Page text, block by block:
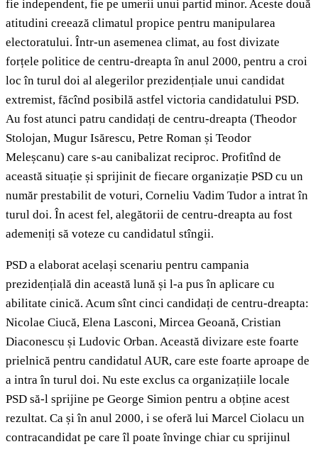
fie independent, fie pe umerii unui partid minor. Aceste două
atitudini creează climatul propice pentru manipularea
electoratului. Într-un asemenea climat, au fost divizate
forțele politice de centru-dreapta în anul 2000, pentru a croi
loc în turul doi al alegerilor prezidențiale unui candidat
extremist, făcînd posibilă astfel victoria candidatului PSD.
Au fost atunci patru candidați de centru-dreapta (Theodor
Stolojan, Mugur Isărescu, Petre Roman și Teodor
Meleșcanu) care s-au canibalizat reciproc. Profitînd de
această situație și sprijinit de fiecare organizație PSD cu un
număr prestabilit de voturi, Corneliu Vadim Tudor a intrat în
turul doi. În acest fel, alegătorii de centru-dreapta au fost
ademeniți să voteze cu candidatul stîngii.
PSD a elaborat același scenariu pentru campania
prezidențială din această lună și l-a pus în aplicare cu
abilitate cinică. Acum sînt cinci candidați de centru-dreapta:
Nicolae Ciucă, Elena Lasconi, Mircea Geoană, Cristian
Diaconescu și Ludovic Orban. Această divizare este foarte
prielnică pentru candidatul AUR, care este foarte aproape de
a intra în turul doi. Nu este exclus ca organizațiile locale
PSD să-l sprijine pe George Simion pentru a obține acest
rezultat. Ca și în anul 2000, i se oferă lui Marcel Ciolacu un
contracandidat pe care îl poate învinge chiar cu sprijinul